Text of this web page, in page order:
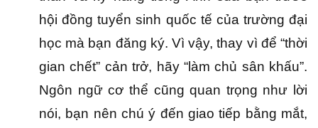
hội đồng tuyển sinh quốc tế của trường đại
học mà bạn đăng ký. Vì vậy, thay vì để “thời
gian chết” cản trở, hãy “làm chủ sân khấu”.
Ngôn ngữ cơ thể cũng quan trọng như lời
nói, bạn nên chú ý đến giao tiếp bằng mắt,